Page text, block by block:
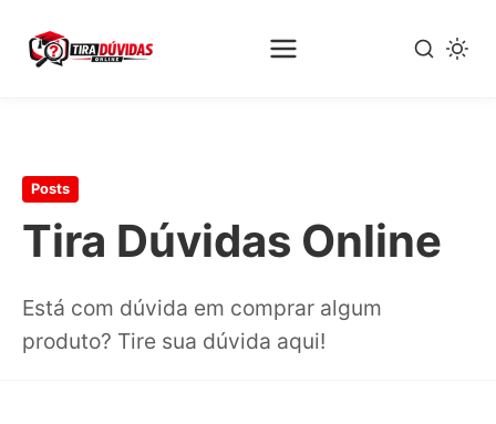
conteúdo
principal
Posts
Tira Dúvidas Online
Está com dúvida em comprar algum
produto? Tire sua dúvida aqui!